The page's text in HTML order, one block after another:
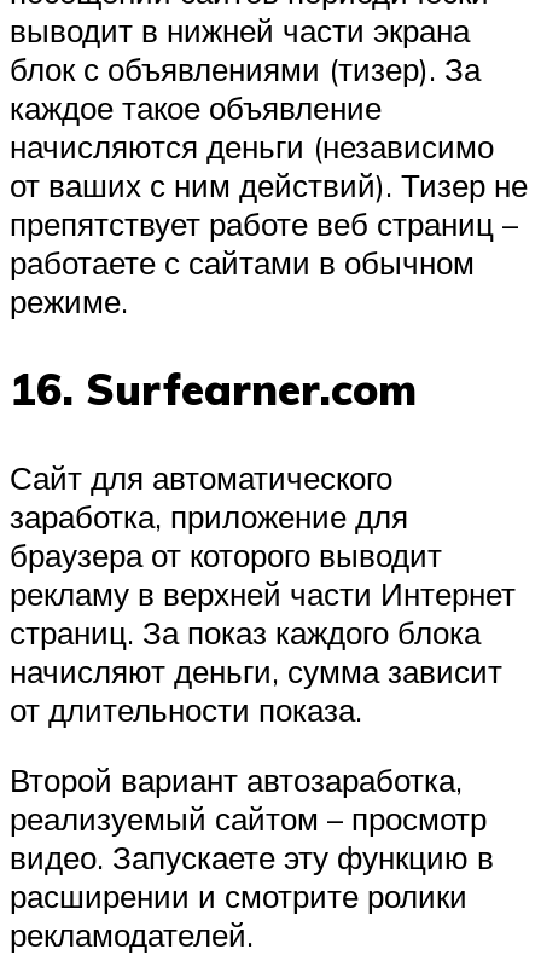
выводит в нижней части экрана
блок с объявлениями (тизер). За
каждое такое объявление
начисляются деньги (независимо
от ваших с ним действий). Тизер не
препятствует работе веб страниц –
работаете с сайтами в обычном
режиме.
16. Surfearner.com
Сайт для автоматического
заработка, приложение для
браузера от которого выводит
рекламу в верхней части Интернет
страниц. За показ каждого блока
начисляют деньги, сумма зависит
от длительности показа.
Второй вариант автозаработка,
реализуемый сайтом – просмотр
видео. Запускаете эту функцию в
расширении и смотрите ролики
рекламодателей.